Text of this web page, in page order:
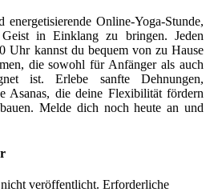
energetisierende Online-Yoga-Stunde,
in Einklang zu bringen. Jeden
Uhr kannst du bequem von zu Hause
die sowohl für Anfänger als auch
ist. Erlebe sanfte Dehnungen,
Asanas, die deine Flexibilität fördern
Melde dich noch heute an und
veröffentlicht. Erforderliche